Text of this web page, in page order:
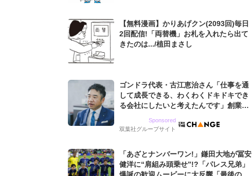
【無料漫画】かりあげクン(2093回)毎日
2回配信!「両替機」お札を入れたら出て
きたのは.../植田まさし
ゴンドラ代表・古江恵治さん「仕事を通
して成長できる、わくわくドキドキでき
る会社にしたいと考えたんです」創業来
グ会社のアイデンティティ
Sponsored
双葉社グループサイト
「あざとナンバーワン!」鎌田大地が冨安
健洋に“肩組み頭乗せ”!?「パレス兄弟」
爆誕の歓迎ムービーに大反響「最後の鎌